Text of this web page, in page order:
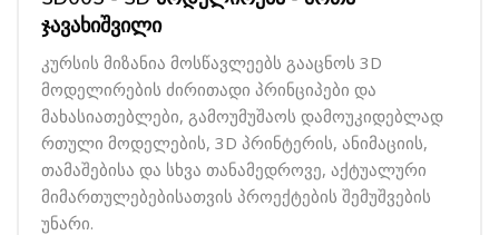
ჯავახიშვილი
კურსის მიზანია მოსწავლეებს გააცნოს 3D
მოდელირების ძირითადი პრინციპები და
მახასიათებლები, გამოუმუშაოს დამოუკიდებლად
რთული მოდელების, 3D პრინტერის, ანიმაციის,
თამაშებისა და სხვა თანამედროვე, აქტუალური
მიმართულებებისათვის პროექტების შემუშვების
უნარი.